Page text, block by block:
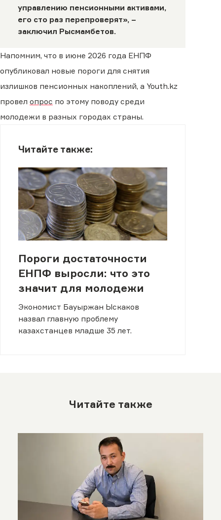
управлению пенсионными активами,
его сто раз перепроверят», –
заключил Рысмамбетов.
Напомним, что в июне 2026 года ЕНПФ
опубликовал новые пороги для снятия
излишков пенсионных накоплений, а Youth.kz
провел опрос по этому поводу среди
молодежи в разных городах страны.
Читайте также:
Пороги достаточности
ЕНПФ выросли: что это
значит для молодежи
Экономист Бауыржан Ыскаков
назвал главную проблему
казахстанцев младше 35 лет.
Читайте также